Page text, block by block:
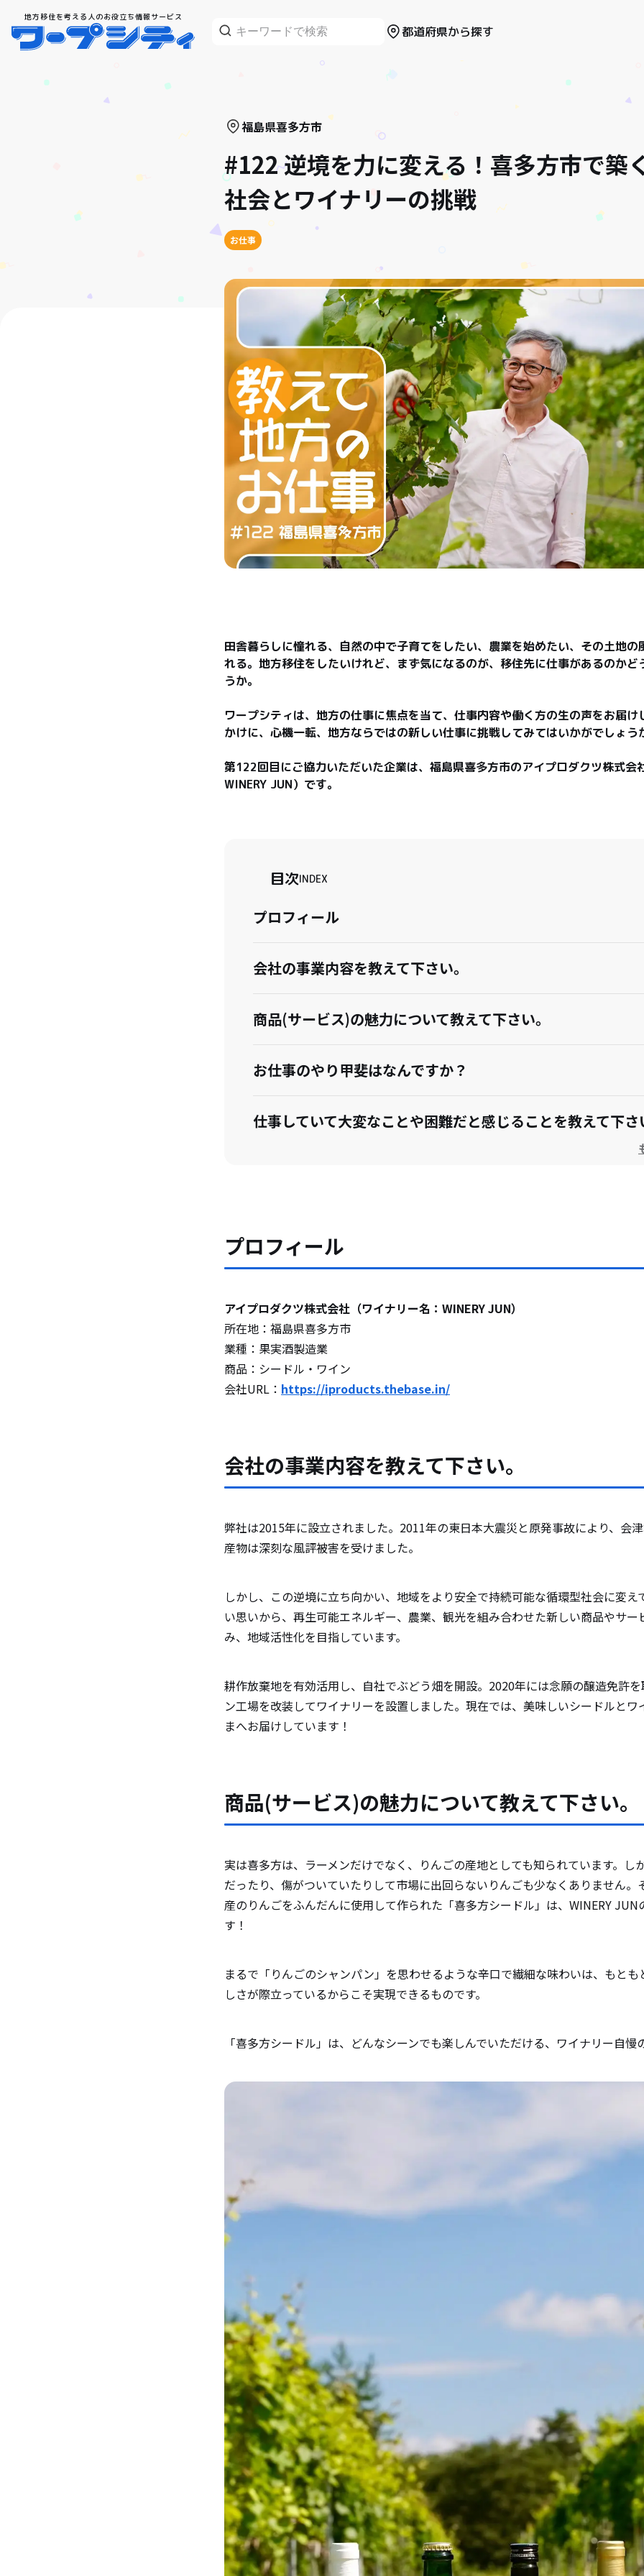
地方移住を考える人のお役立ち情報サービス
都道府県から探す
福島県喜多方市
#122 逆境を力に変える！喜多方市で築
社会とワイナリーの挑戦
お仕事
田舎暮らしに憧れる、自然の中で子育てをしたい、農業を始めたい、その土地の
れる。地方移住をしたいけれど、まず気になるのが、移住先に仕事があるのかど
うか。
ワープシティは、地方の仕事に焦点を当て、仕事内容や働く方の生の声をお届け
かけに、心機一転、地方ならではの新しい仕事に挑戦してみてはいかがでしょう
第122回目にご協力いただいた企業は、福島県喜多方市のアイプロダクツ株式会
WINERY JUN）です。
目次INDEX
プロフィール
会社の事業内容を教えて下さい。
商品(サービス)の魅力について教えて下さい。
お仕事のやり甲斐はなんですか？
仕事していて大変なことや困難だと感じることを教えて下さ
移住して地方の仕事を志す方へメッセージをお願いします。
プロフィール
アイプロダクツ株式会社（ワイナリー名：WINERY JUN）
所在地：福島県喜多方市
業種：果実酒製造業
商品：シードル・ワイン
会社URL： https://iproducts.thebase.in/
会社の事業内容を教えて下さい。
弊社は2015年に設立されました。2011年の東日本大震災と原発事故により、会
産物は深刻な風評被害を受けました。
しかし、この逆境に立ち向かい、地域をより安全で持続可能な循環型社会に変え
い思いから、再生可能エネルギー、農業、観光を組み合わせた新しい商品やサー
み、地域活性化を目指しています。
耕作放棄地を有効活用し、自社でぶどう畑を開設。2020年には念願の醸造免許
ン工場を改装してワイナリーを設置しました。現在では、美味しいシードルとワ
まへお届けしています！
商品(サービス)の魅力について教えて下さい。
実は喜多方は、ラーメンだけでなく、りんごの産地としても知られています。し
だったり、傷がついていたりして市場に出回らないりんごも少なくありません。
産のりんごをふんだんに使用して作られた「喜多方シードル」は、WINERY JUN
す！
まるで「りんごのシャンパン」を思わせるような辛口で繊細な味わいは、もと
しさが際立っているからこそ実現できるものです。
「喜多方シードル」は、どんなシーンでも楽しんでいただける、ワイナリー自慢